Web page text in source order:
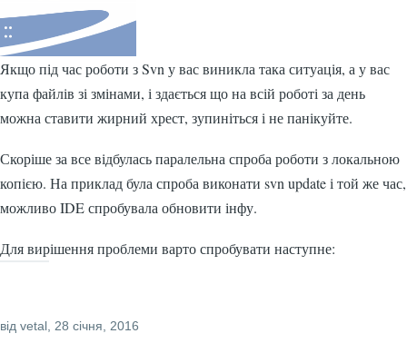
Якщо під час роботи з Svn у вас виникла така ситуація, а у вас
купа файлів зі змінами, і здається що на всій роботі за день
можна ставити жирний хрест, зупиніться і не панікуйте.
Скоріше за все відбулась паралельна спроба роботи з локальною
копією. На приклад була спроба виконати svn update і той же час,
можливо IDE спробувала обновити інфу.
Для вирішення проблеми варто спробувати наступне:
від vetal , 28 січня, 2016